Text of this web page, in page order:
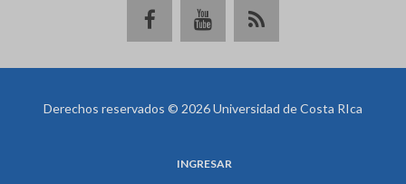
Derechos reservados © 2026 Universidad de Costa RIca
INGRESAR